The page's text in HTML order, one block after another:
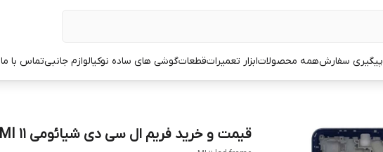
پیگیری سفارشهمه محصولاتابزار تعمیراتقطعاتگوشی های ساده نوکیالوازم جانبیتماس با ما
قیمت و خرید فریم ال سی دی شیائومی MI 11